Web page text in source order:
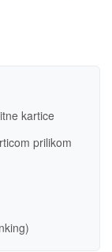
kartice
prilikom